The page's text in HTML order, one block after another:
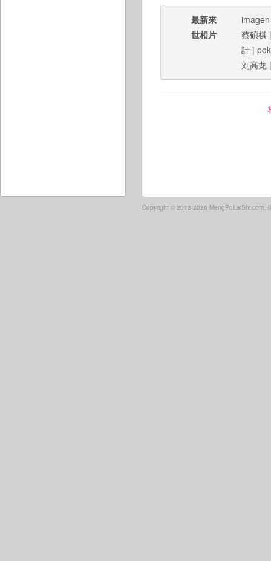
最新來
世相片
蔡碩棋
計 |
刘高龙
Copyright © 2013-2026 MengPoLaiShi.com,